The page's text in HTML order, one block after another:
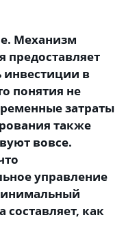
Механизм
предоставляет
инвестиции в
понятия не
затраты
также
вовсе.
управление
составляет, как